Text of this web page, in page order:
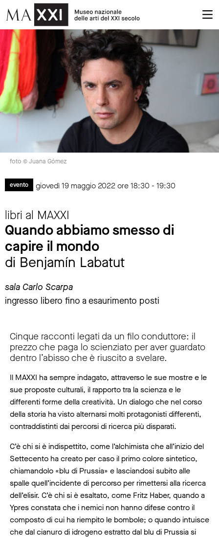
foto © Juana Gómez
evento giovedì 19 maggio 2022 ore 18:30 - 19:30
libri al MAXXI
Quando abbiamo smesso di
capire il mondo
di Benjamín Labatut
sala Carlo Scarpa
ingresso libero fino a esaurimento posti
Cinque racconti legati da un filo conduttore: il
prezzo che paga lo scienziato per aver guardato
dentro l’abisso che è riuscito a svelare.
Il MAXXI ha sempre indagato, attraverso le sue mostre e le
sue proposte culturali, il rapporto tra la scienza e le
differenti forme della creatività. Un dialogo che nel corso
della storia ha visto alternarsi molti protagonisti differenti,
contraddistinti dai percorsi di ricerca più disparati.
C’è chi si è indispettito, come l’alchimista che all’inizio del
Settecento ha creato per caso il primo colore sintetico,
chiamandolo «blu di Prussia» e lasciandosi subito alle
spalle quell’incidente di percorso per rimettersi alla ricerca
dell’elisir. C’è chi si è esaltato, come Fritz Haber, quando a
Ypres constata che i nemici non hanno difese contro il
composto di cui ha riempito le bombole; o quando intuisce
che dal cianuro di idrogeno estratto dal blu di Prussia si